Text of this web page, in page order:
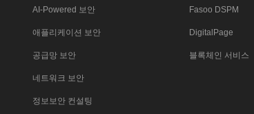
AI-Powered 보안
애플리케이션 보안
공급망 보안
네트워크 보안
정보보안 컨설팅
Fasoo DSPM
DigitalPage
블록체인 서비스